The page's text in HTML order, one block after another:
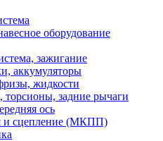
оборудование
зажигание
аккумуляторы
жидкости
торсионы, задние рычаги
ось
и сцепление (МКПП)